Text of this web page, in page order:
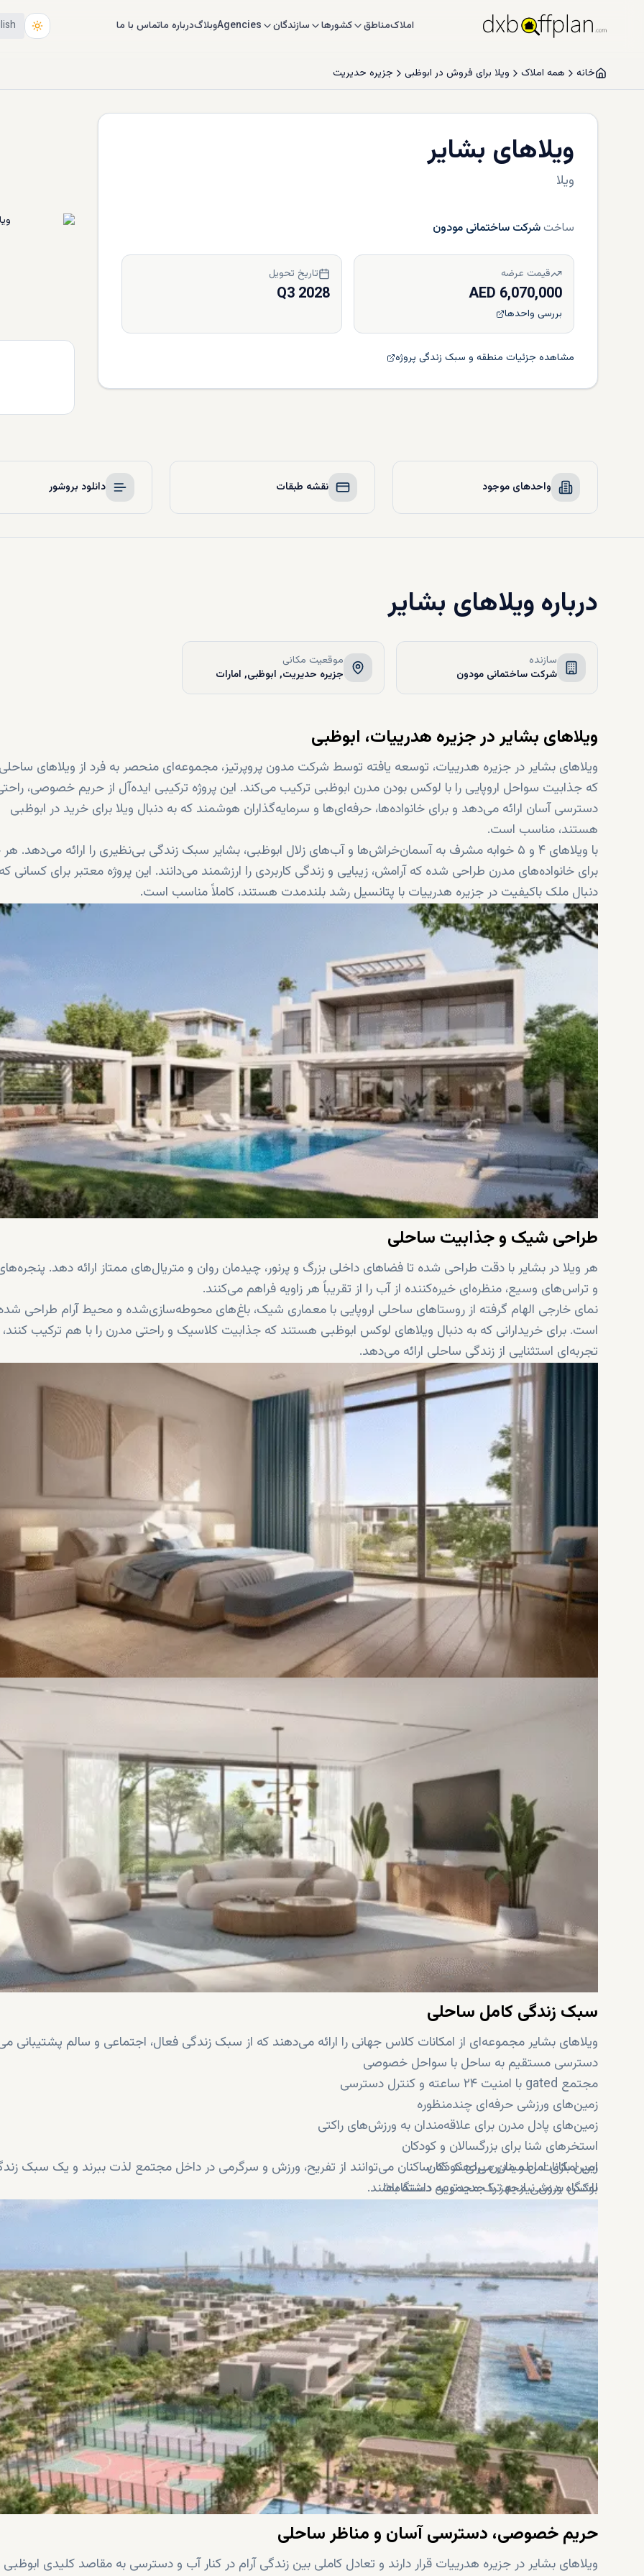
املاکمناطق کشورها سازندگان Agenciesوبلاگدرباره ماتماس با ما
خانه همه املاک ویلا برای فروش در ابوظبی جزیره حدیریت
ویلاهای بشایر
ویلا
ساختشرکت ساختمانی مودون
قیمت عرضه
6,070,000 AED
بررسی واحدها
تاریخ تحویل
Q3 2028
مشاهده جزئیات منطقه و سبک زندگی پروژه
واحدهای موجود نقشه طبقات دانلود بروشور
دربارهویلاهای بشایر
سازنده
شرکت ساختمانی مودون
موقعیت مکانی
جزیره حدیریت, ابوظبی, امارات
ویلاهای بشایر در جزیره هدرییات، ابوظبی
ویلاهای بشایر در جزیره هدرییات، توسعه یافته توسط شرکت مدون پروپرتیز، مجموعه‌ای منحصر به فرد از ویلاهای
که جذابیت سواحل اروپایی را با لوکس بودن مدرن ابوظبی ترکیب می‌کند. این پروژه ترکیبی ایده‌آل از حریم خصوصی،
دسترسی آسان ارائه می‌دهد و برای خانواده‌ها، حرفه‌ای‌ها و سرمایه‌گذاران هوشمند که به دنبال ویلا برای خرید در ابوظبی
هستند، مناسب است.
با ویلاهای ۴ و ۵ خوابه مشرف به آسمان‌خراش‌ها و آب‌های زلال ابوظبی، بشایر سبک زندگی بی‌نظیری را ارائه می‌دهد.
برای خانواده‌های مدرن طراحی شده که آرامش، زیبایی و زندگی کاربردی را ارزشمند می‌دانند. این پروژه معتبر برای کسانی
دنبال ملک باکیفیت در جزیره هدرییات با پتانسیل رشد بلندمدت هستند، کاملاً مناسب است.
طراحی شیک و جذابیت ساحلی
هر ویلا در بشایر با دقت طراحی شده تا فضاهای داخلی بزرگ و پرنور، چیدمان روان و متریال‌های ممتاز ارائه دهد.
و تراس‌های وسیع، منظره‌ای خیره‌کننده از آب را از تقریباً هر زاویه فراهم می‌کنند.
نمای خارجی الهام گرفته از روستاهای ساحلی اروپایی با معماری شیک، باغ‌های محوطه‌سازی‌شده و محیط آرام طراحی
است. برای خریدارانی که به دنبال ویلاهای لوکس ابوظبی هستند که جذابیت کلاسیک و راحتی مدرن را با هم ترکیب کنند،
تجربه‌ای استثنایی از زندگی ساحلی ارائه می‌دهد.
سبک زندگی کامل ساحلی
ویلاهای بشایر مجموعه‌ای از امکانات کلاس جهانی را ارائه می‌دهند که از سبک زندگی فعال، اجتماعی و سالم پشتیبانی
دسترسی مستقیم به ساحل با سواحل خصوصی
مجتمع gated با امنیت ۲۴ ساعته و کنترل دسترسی
زمین‌های ورزشی حرفه‌ای چندمنظوره
زمین‌های پادل مدرن برای علاقه‌مندان به ورزش‌های راکتی
استخرهای شنا برای بزرگسالان و کودکان
زمین بازی امن و مدرن برای کودکان
باشگاه ورزشی مجهز با جدیدترین دستگاه‌ها
این امکانات اطمینان می‌دهند که ساکنان می‌توانند از تفریح، ورزش و سرگرمی در داخل مجتمع لذت ببرند و یک سبک
لوکس بدون نیاز به ترک مجموعه داشته باشند.
حریم خصوصی، دسترسی آسان و مناظر ساحلی
ویلاهای بشایر در جزیره هدرییات قرار دارند و تعادل کاملی بین زندگی آرام در کنار آب و دسترسی به مقاصد کلیدی ابوظبی